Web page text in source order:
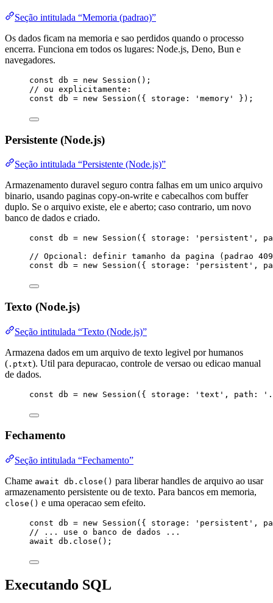
Seção intitulada “Memoria (padrao)”
Os dados ficam na memoria e sao perdidos quando o processo
encerra. Funciona em todos os lugares: Node.js, Deno, Bun e
navegadores.
const db = new Session ();
// ou explicitamente:
const db = new Session ( { storage: ' memory ' } );
Persistente (Node.js)
Seção intitulada “Persistente (Node.js)”
Armazenamento duravel seguro contra falhas em um unico arquivo
binario, usando paginas copy-on-write e cabecalhos com buffer
duplo. Se o arquivo existe, ele e aberto; caso contrario, um novo
banco de dados e criado.
const db = new Session ( { storage: ' persistent ' ,
// Opcional: definir tamanho da pagina (padrao
const db = new Session ( { storage: ' persistent ' ,
Texto (Node.js)
Seção intitulada “Texto (Node.js)”
Armazena dados em um arquivo de texto legivel por humanos
( .ptxt). Util para depuracao, controle de versao ou edicao manual
de dados.
const db = new Session ( { storage: ' text ' , path: '
Fechamento
Seção intitulada “Fechamento”
Chame await db.close() para liberar handles de arquivo ao usar
armazenamento persistente ou de texto. Para bancos em memoria,
close() e uma operacao sem efeito.
const db = new Session ( { storage: ' persistent ' ,
// ... use o banco de dados ...
await db . close ();
Executando SQL